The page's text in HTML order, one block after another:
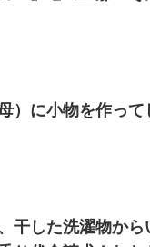
）に小物を作って
干した洗濯物から